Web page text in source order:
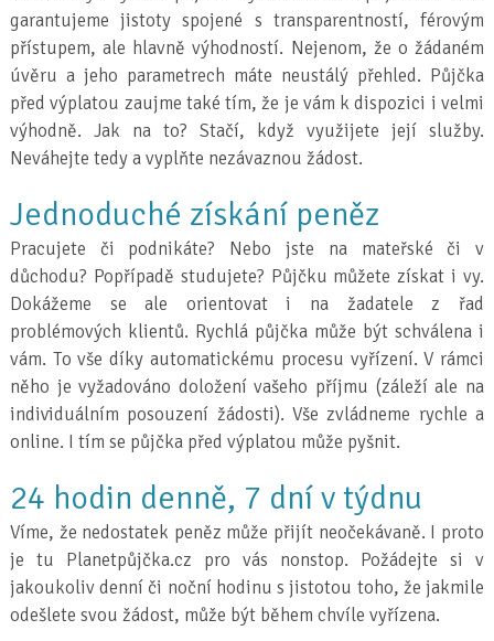
garantujeme jistoty spojené s transparentností, férovým
přístupem, ale hlavně výhodností. Nejenom, že o žádaném
úvěru a jeho parametrech máte neustálý přehled. Půjčka
před výplatou zaujme také tím, že je vám k dispozici i velmi
výhodně. Jak na to? Stačí, když využijete její služby.
Neváhejte tedy a vyplňte nezávaznou žádost.
Jednoduché získání peněz
Pracujete či podnikáte? Nebo jste na mateřské či v
důchodu? Popřípadě studujete? Půjčku můžete získat i vy.
Dokážeme se ale orientovat i na žadatele z řad
problémových klientů. Rychlá půjčka může být schválena i
vám. To vše díky automatickému procesu vyřízení. V rámci
něho je vyžadováno doložení vašeho příjmu (záleží ale na
individuálním posouzení žádosti). Vše zvládneme rychle a
online. I tím se půjčka před výplatou může pyšnit.
24 hodin denně, 7 dní v týdnu
Víme, že nedostatek peněz může přijít neočekávaně. I proto
je tu Planetpůjčka.cz pro vás nonstop. Požádejte si v
jakoukoliv denní či noční hodinu s jistotou toho, že jakmile
odešlete svou žádost, může být během chvíle vyřízena.